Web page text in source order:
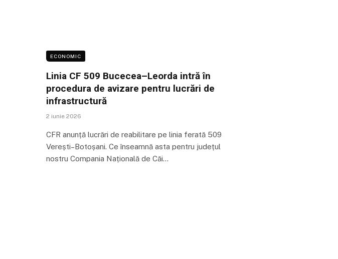
ECONOMIC
Linia CF 509 Bucecea–Leorda intră în
procedura de avizare pentru lucrări de
infrastructură
2 iunie 2026
CFR anunță lucrări de reabilitare pe linia ferată 509
Verești–Botoșani. Ce înseamnă asta pentru județul
nostru Compania Națională de Căi…